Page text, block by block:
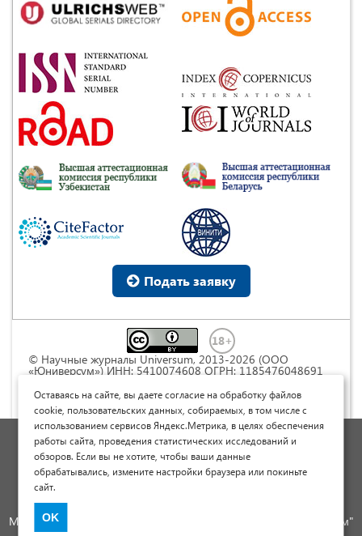
Подать заявку
© Научные журналы Universum, 2013-2026 (ООО
«Юниверсум») ИНН: 5410074608 ОГРН: 1185476048691
Commons « Attribution» («Атрибуция») 4.0
Непортированная
Политика обработки персональных данных
Договор оферты
Опубликовать научную статью
Международный научно-исследовательский журнал "Юниверсум"
Оставаясь на сайте, вы даете согласие на обработку файлов
cookie, пользовательских данных, собираемых, в том числе с
использованием сервисов Яндекс.Метрика, в целях обеспечения
работы сайта, проведения статистических исследований и
обзоров. Если вы не хотите, чтобы ваши данные
обрабатывались, измените настройки браузера или покиньте
сайт.
OK